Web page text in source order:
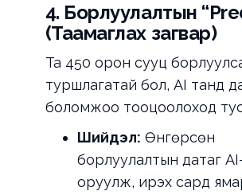
4. Борлуулалтын
(Таамаглах загвар)
Та 450 орон сууц
туршлагатай бол, AI танд
боломжоо тооцоолоход
Шийдэл: Өнгөрсөн
борлуулалтын датаг
оруулж, ирэх сард